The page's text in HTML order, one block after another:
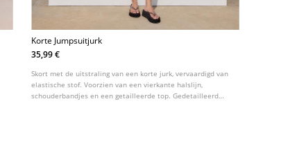
Korte Jumpsuitjurk
35,99 €
Skort met de uitstraling van een korte jurk, vervaardigd van
elastische stof. Voorzien van een vierkante halslijn,
schouderbandjes en een getailleerde top. Gedetailleerd